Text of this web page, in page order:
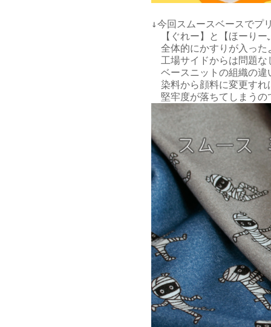
↓今回スムースベースでプ
【ぐれー】と【ほーりー
全体的にかすりが入った
工場サイドからは問題な
ベースニットの組織の違
染料から顔料に変更すれ